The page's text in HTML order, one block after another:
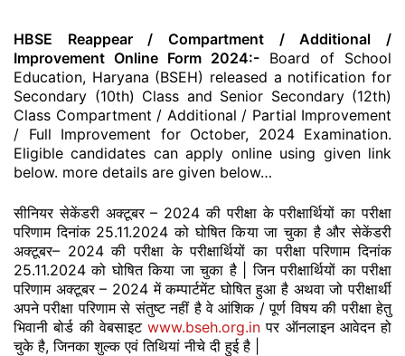
HBSE Reappear / Compartment / Additional /
Improvement Online Form 2024:- Board of School
Education, Haryana (BSEH) released a notification for
Secondary (10th) Class and Senior Secondary (12th)
Class Compartment / Additional / Partial Improvement
/ Full Improvement for October, 2024 Examination.
Eligible candidates can apply online using given link
below. more details are given below…
सीनियर सेकेंडरी अक्टूबर – 2024 की परीक्षा के परीक्षार्थियों का परीक्षा
परिणाम दिनांक 25.11.2024 को घोषित किया जा चुका है और सेकेंडरी
अक्टूबर– 2024 की परीक्षा के परीक्षार्थियों का परीक्षा परिणाम दिनांक
25.11.2024 को घोषित किया जा चुका है | जिन परीक्षार्थियों का परीक्षा
परिणाम अक्टूबर – 2024 में कम्पार्टमेंट घोषित हुआ है अथवा जो परीक्षार्थी
अपने परीक्षा परिणाम से संतुष्ट नहीं है वे आंशिक / पूर्ण विषय की परीक्षा हेतु
भिवानी बोर्ड की वेबसाइट www.bseh.org.in पर ऑनलाइन आवेदन हो
चुके है, जिनका शुल्क एवं तिथियां नीचे दी हुई है |